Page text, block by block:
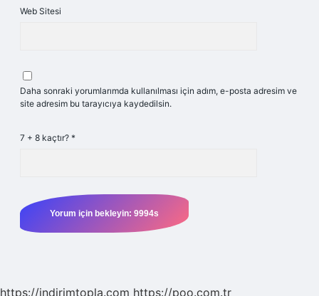
Web Sitesi
Daha sonraki yorumlarımda kullanılması için adım, e-posta adresim ve
site adresim bu tarayıcıya kaydedilsin.
7 + 8 kaçtır? *
https://indirimtopla.com https://poo.com.tr